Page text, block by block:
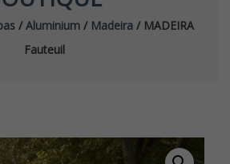
/Aluminium/ Madeira/ MADEIRA
Fauteuil